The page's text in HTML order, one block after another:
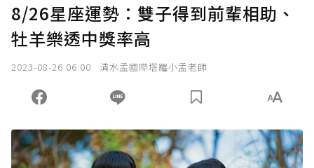
8/26星座運勢：雙子得到前輩相助、
牡羊樂透中獎率高
2023-08-26 06:00 清水孟國際塔羅小孟老師